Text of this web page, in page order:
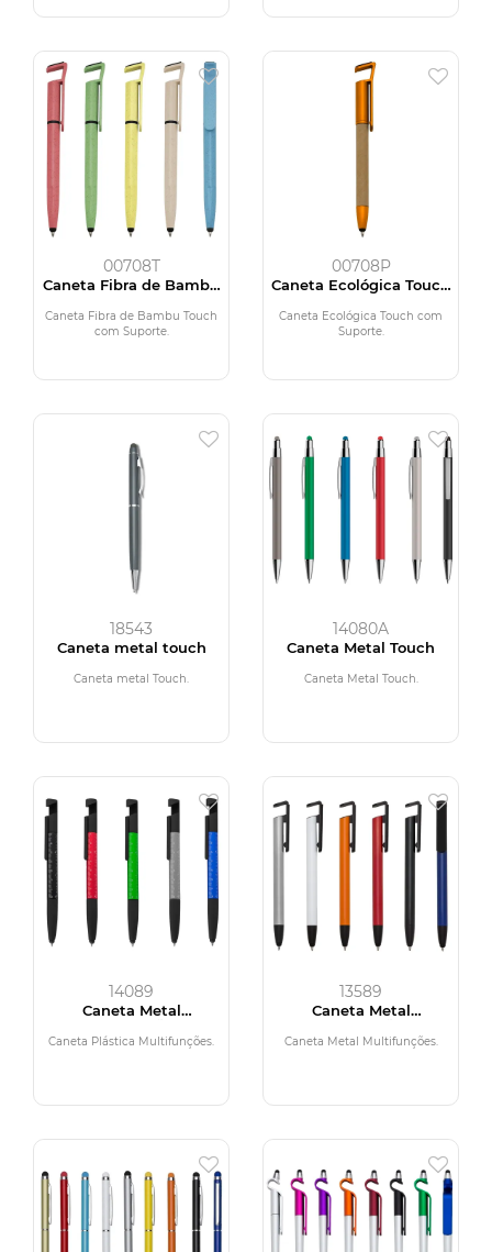
00708T
Caneta Fibra de Bambu
Caneta Fibra de Bambu Touch
com Suporte.
00708P
Caneta Ecológica Touch
Caneta Ecológica Touch com
Suporte.
18543
Caneta metal touch
Caneta metal Touch.
14080A
Caneta Metal Touch
Caneta Metal Touch.
14089
Caneta Metal
Caneta Plástica Multifunções.
13589
Caneta Metal
Caneta Metal Multifunções.